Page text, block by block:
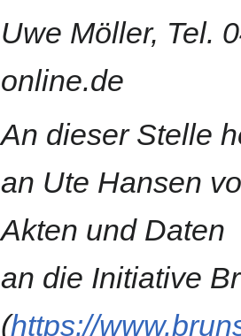
Uwe Möller, Tel.
online.de
An dieser Stelle
an Ute Hansen
Akten und Daten
an die Initiative
(https://